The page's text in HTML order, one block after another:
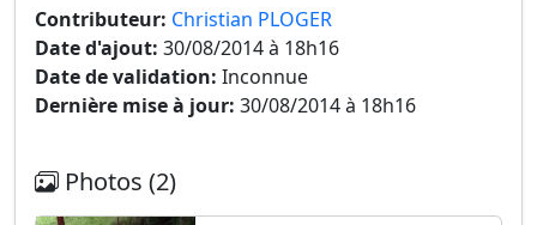
Contributeur: Christian PLOGER
Date d'ajout: 30/08/2014 à 18h16
Date de validation: Inconnue
Dernière mise à jour: 30/08/2014 à 18h16
Photos (2)